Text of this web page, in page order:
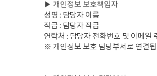
▶ 개인정보 보호책임자
성명 : 담당자 이름
직급 : 담당자 직급
연락처 : 담당자 전화번호 및 이메일
※ 개인정보 보호 담당부서로 연결